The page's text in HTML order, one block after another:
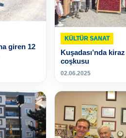
giren 12
KÜLTÜR SANAT
Kuşadası’nda
coşkusu
02.06.2025